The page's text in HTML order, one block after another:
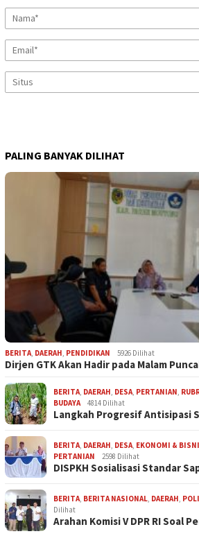
PALING BANYAK DILIHAT
BERITA DAERAH PENDIDIKAN 5926 Dilihat
Dirjen GTK Akan Hadir pada Malam
BERITA DAERAH DESA PERTANIAN
BUDAYA
4814 Dilihat
Langkah Progresif Antisipasi
BERITA DAERAH DESA EKONOMI &
PERTANIAN
2598 Dilihat
DISPKH Sosialisasi Standar
BERITA BERITA NASIONAL DAERAH
Dilihat
Arahan Komisi V DPR RI Soal